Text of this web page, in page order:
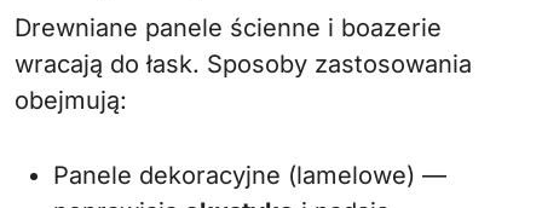
Drewniane panele ścienne i boazerie
wracają do łask. Sposoby zastosowania
obejmują:
Panele dekoracyjne (lamelowe) —